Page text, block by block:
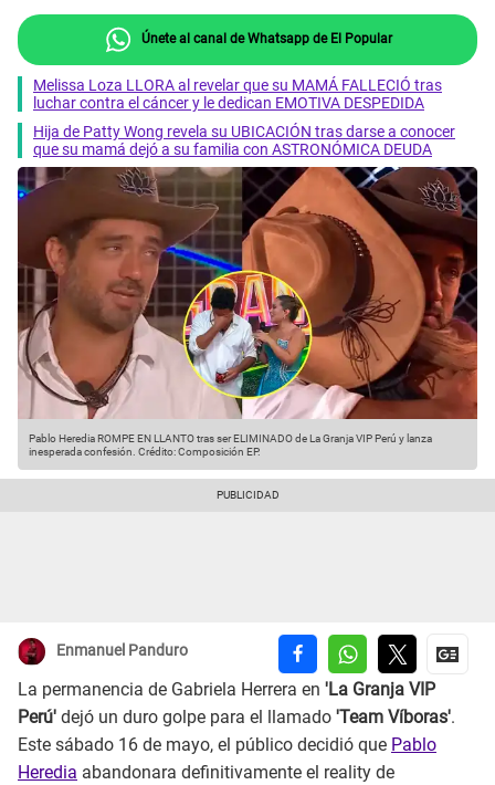
Únete al canal de Whatsapp de El Popular
Melissa Loza LLORA al revelar que su MAMÁ FALLECIÓ tras
luchar contra el cáncer y le dedican EMOTIVA DESPEDIDA
Hija de Patty Wong revela su UBICACIÓN tras darse a conocer
que su mamá dejó a su familia con ASTRONÓMICA DEUDA
Pablo Heredia ROMPE EN LLANTO tras ser ELIMINADO de La Granja VIP Perú y lanza
inesperada confesión. Crédito: Composición EP.
Enmanuel Panduro
La permanencia de Gabriela Herrera en 'La Granja VIP
Perú' dejó un duro golpe para el llamado 'Team Víboras'.
Este sábado 16 de mayo, el público decidió que Pablo
Heredia abandonara definitivamente el reality de